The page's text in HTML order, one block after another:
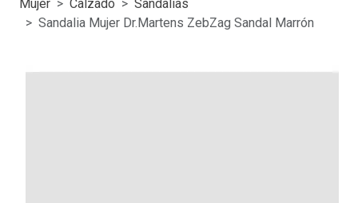
Mujer Calzado
Sandalias
Sandalia Mujer Dr.Martens ZebZag Sandal Marrón